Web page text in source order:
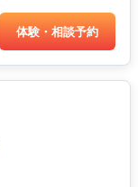
体験・相談予約